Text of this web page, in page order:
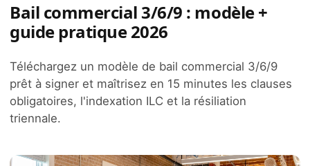
Bail commercial 3/6/9 : modèle +
guide pratique 2026
Téléchargez un modèle de bail commercial 3/6/9
prêt à signer et maîtrisez en 15 minutes les clauses
obligatoires, l'indexation ILC et la résiliation
triennale.